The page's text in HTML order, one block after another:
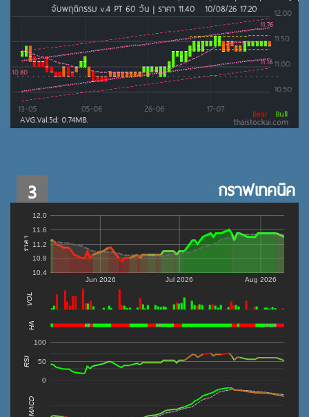
3 กราฟเทคนิค
Jun 2026 Jul 2026 Aug 2026
10.4
10.8
11.2
11.6
12.0
ราคา
VOL
HA
0
50
100
RSI
MACD